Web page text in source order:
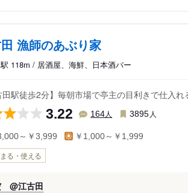
漁師のあぶり家
118m / 居酒屋、海鮮、日本酒バー
田駅徒歩2分】毎朝市場で亭主の目利きで仕入
3.22 164人 3895 人
～￥3,999 ￥1,000～￥1,999
る・使える
@江古田